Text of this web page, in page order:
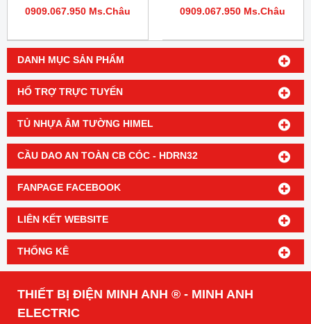
DANH MỤC SẢN PHẨM
HỔ TRỢ TRỰC TUYẾN
TỦ NHỰA ÂM TƯỜNG HIMEL
CẦU DAO AN TOÀN CB CÓC - HDRN32
FANPAGE FACEBOOK
LIÊN KẾT WEBSITE
THỐNG KÊ
0909.067.950 Ms.Châu 0909.067.950 Ms.Châu
THIẾT BỊ ĐIỆN MINH ANH ® - MINH ANH
ELECTRIC